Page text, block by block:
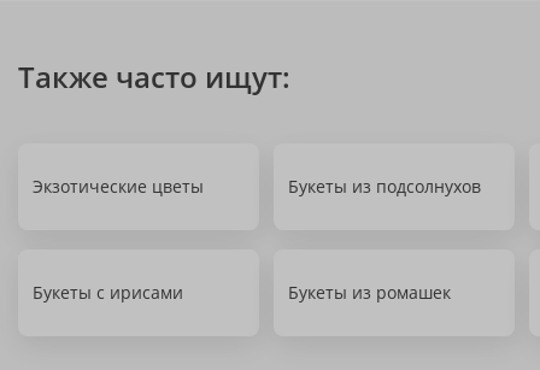
Также часто ищут:
Экзотические цветы Букеты из подсолнухов
Букеты с ирисами Букеты из ромашек